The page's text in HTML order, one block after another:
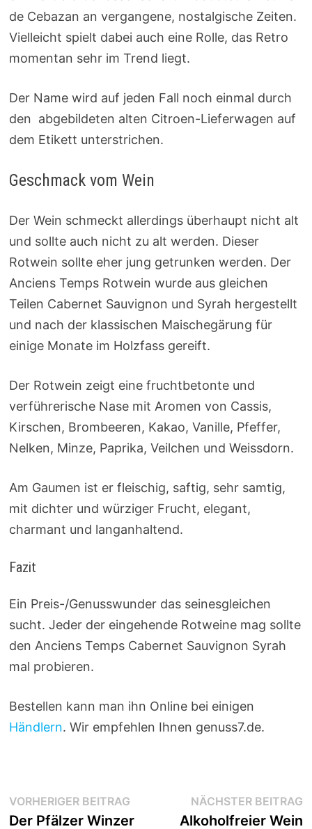
de Cebazan an vergangene, nostalgische Zeiten.
Vielleicht spielt dabei auch eine Rolle, das Retro
momentan sehr im Trend liegt.
Der Name wird auf jeden Fall noch einmal durch
den abgebildeten alten Citroen-Lieferwagen auf
dem Etikett unterstrichen.
Geschmack vom Wein
Der Wein schmeckt allerdings überhaupt nicht alt
und sollte auch nicht zu alt werden. Dieser
Rotwein sollte eher jung getrunken werden. Der
Anciens Temps Rotwein wurde aus gleichen
Teilen Cabernet Sauvignon und Syrah hergestellt
und nach der klassischen Maischegärung für
einige Monate im Holzfass gereift.
Der Rotwein zeigt eine fruchtbetonte und
verführerische Nase mit Aromen von Cassis,
Kirschen, Brombeeren, Kakao, Vanille, Pfeffer,
Nelken, Minze, Paprika, Veilchen und Weissdorn.
Am Gaumen ist er fleischig, saftig, sehr samtig,
mit dichter und würziger Frucht, elegant,
charmant und langanhaltend.
Fazit
Ein Preis-/Genusswunder das seinesgleichen
sucht. Jeder der eingehende Rotweine mag sollte
den Anciens Temps Cabernet Sauvignon Syrah
mal probieren.
Bestellen kann man ihn Online bei einigen
Händlern. Wir empfehlen Ihnen genuss7.de.
Beitragsnavigation
VORHERIGER BEITRAGVorheriger
Beitrag:
Der Pfälzer Winzer
NÄCHSTER BEITRAG
Alkoholfreier Wein